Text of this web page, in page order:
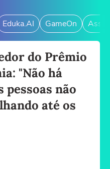
Eduka.AI GameOn
do Prêmio
"Não há
pessoas não
até os